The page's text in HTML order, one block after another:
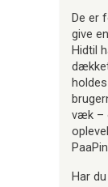
De er
give
Hidtil
væk –
Har